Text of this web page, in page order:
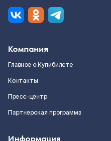
Компания
Главное о Купибилете
Контакты
Пресс-центр
Партнерская программа